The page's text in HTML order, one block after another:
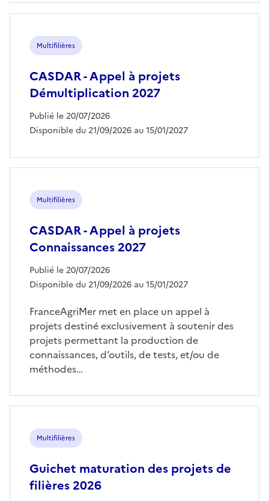
Multifilières
CASDAR - Appel à projets
Démultiplication 2027
Publié le 20/07/2026
Disponible du 21/09/2026 au 15/01/2027
Multifilières
CASDAR - Appel à projets
Connaissances 2027
Publié le 20/07/2026
Disponible du 21/09/2026 au 15/01/2027
FranceAgriMer met en place un appel à
projets destiné exclusivement à soutenir des
projets permettant la production de
connaissances, d’outils, de tests, et/ou de
méthodes…
Multifilières
Guichet maturation des projets de
filières 2026